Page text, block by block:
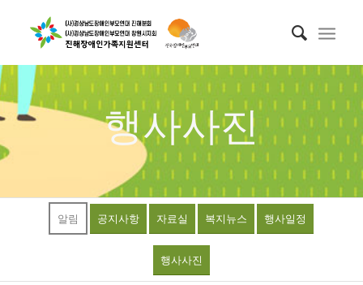
행사사진
알림 공지사항 자료실 복지뉴스 행사일정
행사사진